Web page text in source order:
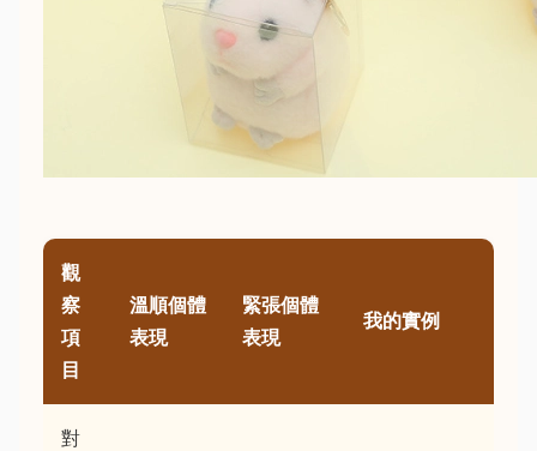
觀
察
項
目
溫順個體
表現
緊張個體
表現
我的實例
對